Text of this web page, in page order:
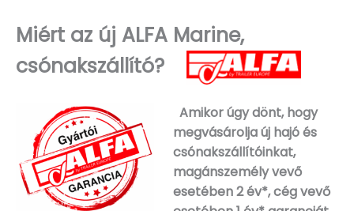
Miért az új ALFA Marine,
csónakszállító?
Amikor úgy dönt, hogy
megvásárolja új hajó és
csónakszállítóinkat,
magánszemély vevő
esetében 2 év*, cég vevő